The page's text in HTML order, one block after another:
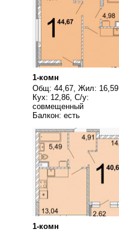
1-комн
Общ: 44,67, Жил: 16,59
Кух: 12,86, С/у:
совмещенный
Балкон: есть
1-комн